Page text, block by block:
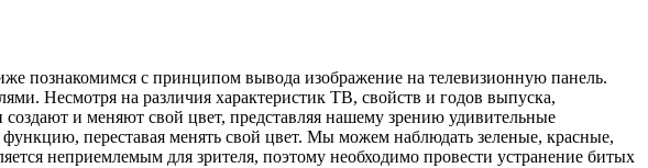
познакомимся с принципом вывода изображение на телевизионную панель.
Несмотря на различия характеристик ТВ, свойств и годов выпуска,
и меняют свой цвет, представляя нашему зрению удивительные
переставая менять свой цвет. Мы можем наблюдать зеленые, красные,
неприемлемым для зрителя, поэтому необходимо провести устранение битых